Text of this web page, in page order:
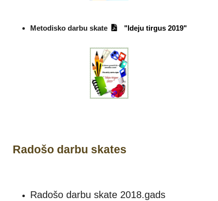
Metodisko darbu skate "Ideju tirgus 2019"
Radošo darbu skates
Radošo darbu skate 2018.gads